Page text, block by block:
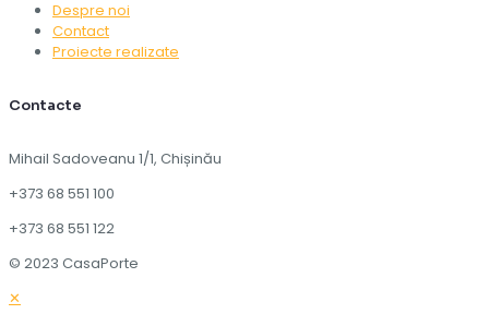
Despre noi
Contact
Proiecte realizate
Contacte
Mihail Sadoveanu 1/1, Chișinău
+373 68 551 100
+373 68 551 122
© 2023 CasaPorte
✕